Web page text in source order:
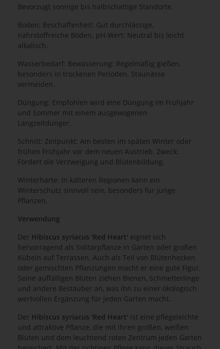
Bevorzugt sonnige bis halbschattige Standorte.
Boden: Beschaffenheit: Gut durchlässige,
nährstoffreiche Böden. pH-Wert: Neutral bis leicht
alkalisch.
Wasserbedarf: Bewässerung: Regelmäßig gießen,
besonders in trockenen Perioden. Staunässe
vermeiden.
Düngung: Empfohlen wird eine Düngung im Frühjahr
und Sommer mit einem ausgewogenen
Langzeitdünger.
Schnitt: Zeitpunkt: Am besten im späten Winter oder
frühen Frühjahr vor dem neuen Austrieb. Zweck:
Fördert die Verzweigung und Blütenbildung.
Winterhärte: In kälteren Regionen kann ein
Winterschutz sinnvoll sein, besonders für junge
Pflanzen.
Verwendung
Der Hibiscus syriacus 'Red Heart' eignet sich
hervorragend als Solitärpflanze in Gärten oder großen
Kübeln auf Terrassen. Auch als Teil von Blütenhecken
oder gemischten Pflanzungen macht er eine gute Figur.
Seine auffälligen Blüten ziehen Bienen, Schmetterlinge
und andere Bestäuber an, was ihn zu einer ökologisch
wertvollen Ergänzung für jeden Garten macht.
Der Hibiscus syriacus 'Red Heart' ist eine pflegeleichte
und attraktive Pflanze, die mit ihren großen, weißen
Blüten und dem leuchtend roten Zentrum jeden Garten